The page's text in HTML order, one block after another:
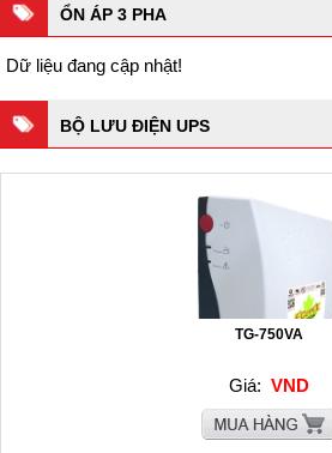
ỔN ÁP 3 PHA
Dữ liệu đang cập nhật!
BỘ LƯU ĐIỆN UPS
TG-750VA
Giá: VND